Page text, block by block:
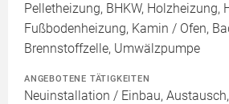
Pelletheizung, BHKW, Holzheizung,
Fußbodenheizung, Kamin / Ofen,
Brennstoffzelle, Umwälzpumpe
ANGEBOTENE TÄTIGKEITEN
Neuinstallation / Einbau,